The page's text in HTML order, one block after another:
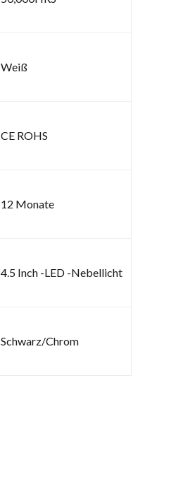
Weiß
CE ROHS
12 Monate
4.5 Inch -LED -Nebellicht
Schwarz/Chrom